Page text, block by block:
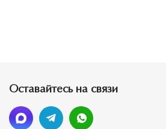
Оставайтесь на связи